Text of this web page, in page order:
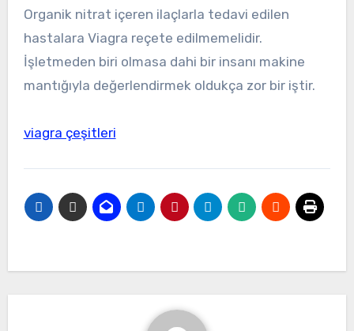
Organik nitrat içeren ilaçlarla tedavi edilen
hastalara Viagra reçete edilmemelidir.
İşletmeden biri olmasa dahi bir insanı makine
mantığıyla değerlendirmek oldukça zor bir iştir.
viagra çeşitleri